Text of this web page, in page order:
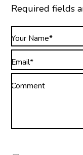
Required fields
Your Name*
Email*
Comment